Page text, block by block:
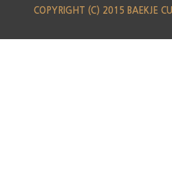
COPYRIGHT (C) 2015 BAEKJE